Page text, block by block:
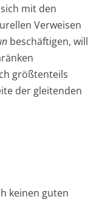
mit den
Verweisen
beschäftigen, will
größtenteils
der gleitenden
keinen guten